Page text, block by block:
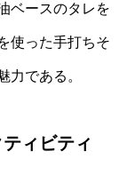
ベースのタレを
使った手打ちそ
力である。
ィビティ